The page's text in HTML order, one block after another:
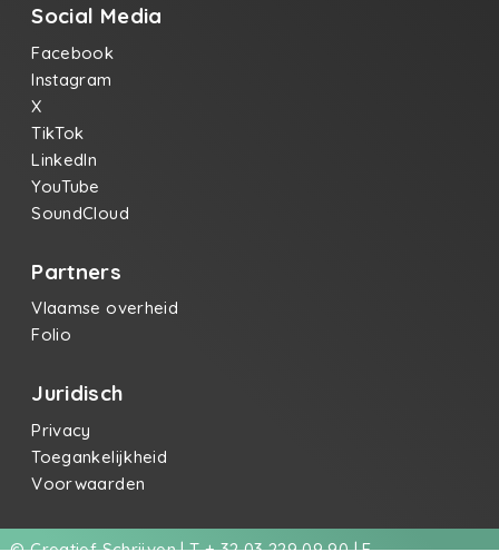
Social Media
Facebook
Instagram
X
TikTok
LinkedIn
YouTube
SoundCloud
Partners
Vlaamse overheid
Folio
Juridisch
Privacy
Toegankelijkheid
Voorwaarden